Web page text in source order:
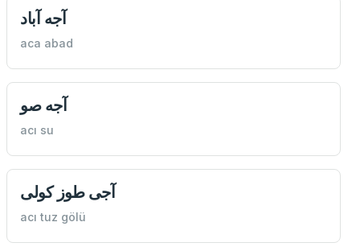
آجه آباد
aca abad
آجه صو
acı su
آجی طوز كولی
acı tuz gölü